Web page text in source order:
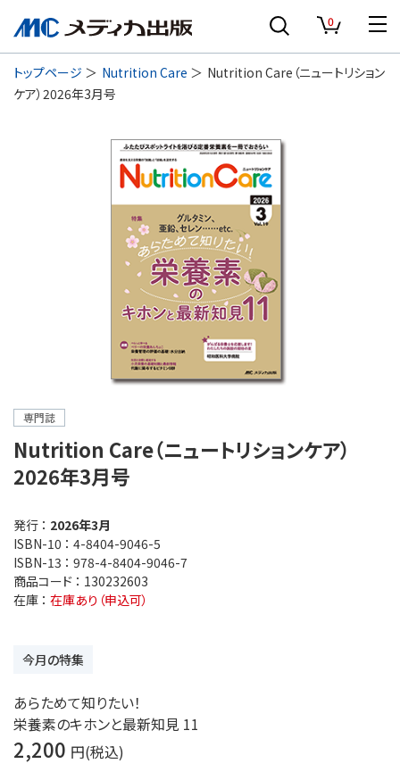
0
トップページ Nutrition Care
Nutrition Care（ニュートリション
ケア）2026年3月号
専門誌
Nutrition Care（ニュートリションケア）
2026年3月号
発行 ： 2026年3月
ISBN-10 ： 4-8404-9046-5
ISBN-13 ： 978-4-8404-9046-7
商品コード ： 130232603
在庫 ： 在庫あり（申込可）
今月の特集
あらためて知りたい！
栄養素のキホンと最新知見 11
2,200 円(税込)